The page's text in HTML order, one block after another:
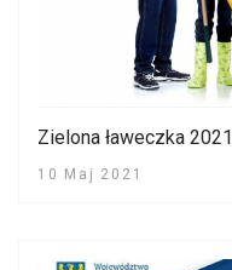
Zielona ławeczka 2021
10 Maj 2021